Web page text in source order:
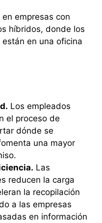
empresas con
híbridos, donde los
en una oficina
Los empleados
el proceso de
dónde se
una mayor
Las
reducen la carga
la recopilación
a las empresas
en información